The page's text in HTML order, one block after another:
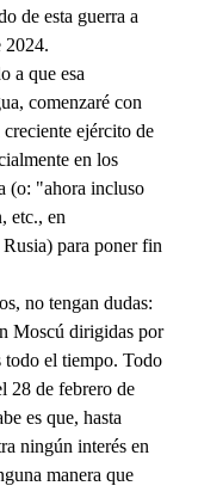
de esta guerra a
2024.
a que esa
comenzaré con
ejército de
en los
(o: "ahora incluso
etc., en
para poner fin
no tengan dudas:
Moscú dirigidas por
todo el tiempo. Todo
28 de febrero de
es que, hasta
ningún interés en
manera que